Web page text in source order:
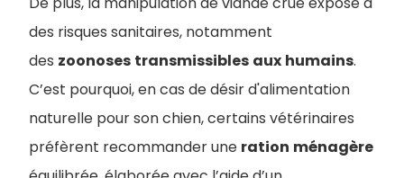
des risques sanitaires, notamment
des zoonoses transmissibles aux humains.
C’est pourquoi, en cas de désir d'alimentation
naturelle pour son chien, certains vétérinaires
préfèrent recommander une ration ménagère